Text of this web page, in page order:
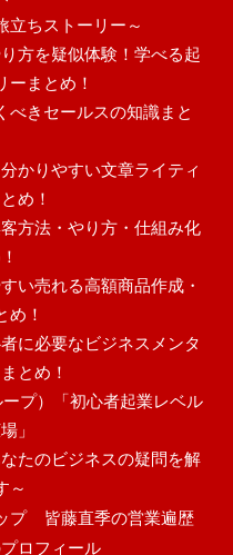
立ちストーリー～
方を疑似体験！学べる起
ーまとめ！
べきセールスの知識まと
かりやすい文章ライティ
め！
方法・やり方・仕組み化
い売れる高額商品作成・
め！
に必要なビジネスメンタ
とめ！
プ）「初心者起業レベル
」
たのビジネスの疑問を解
～
プ
皆藤直季の営業遍歴
ロフィール